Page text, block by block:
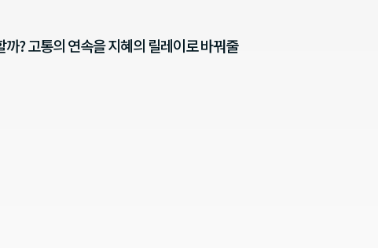
? 고통의 연속을 지혜의 릴레이로 바꿔줄